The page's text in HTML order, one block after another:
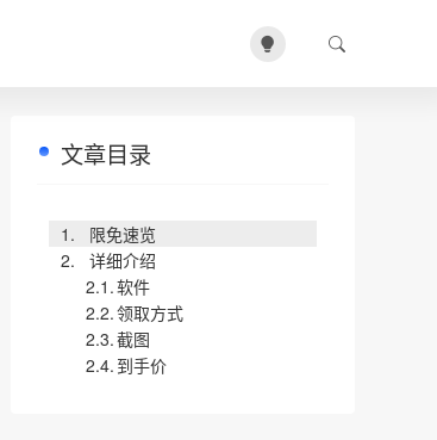
文章目录
限免速览
详细介绍
软件
领取方式
截图
到手价